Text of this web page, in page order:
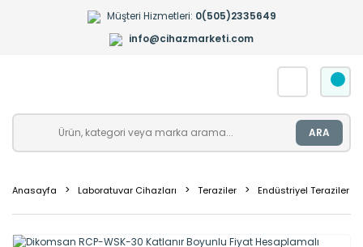
Müşteri Hizmetleri: 0(505)2335649
info@cihazmarketi.com
ARA
Anasayfa Laboratuvar Cihazları Teraziler Endüstriyel Teraziler